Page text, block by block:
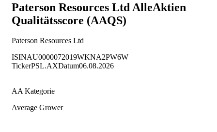
Paterson Resources Ltd AlleAktien
Qualitätsscore (AAQS)
Paterson Resources Ltd
ISINAU0000072019WKNA2PW6W
TickerPSL.AXDatum06.08.2026
AA Kategorie
Average Grower